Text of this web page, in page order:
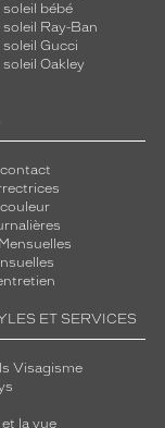
bébé
Ray-Ban
Gucci
Oakley
ET SERVICES
Visagisme
la vue